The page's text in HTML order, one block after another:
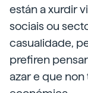
están a xurdir
sociais ou
casualidade,
prefiren
azar e que